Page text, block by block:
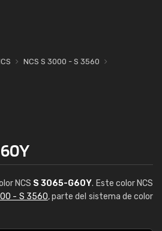
NCS S 3000 - S 3560
NCS S 3065-G60Y. Este color NCS
- S 3560, parte del sistema de color